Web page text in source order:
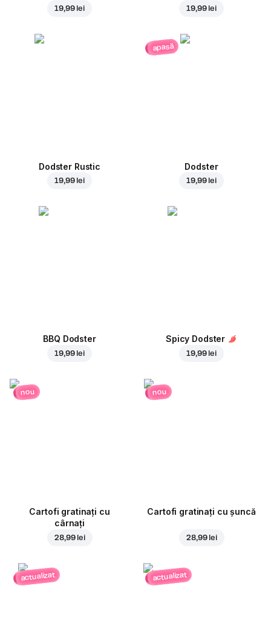
19,99 lei 19,99 lei
Dodster Rustic
19,99 lei
apasă
Dodster
19,99 lei
BBQ Dodster
19,99 lei
Spicy Dodster
19,99 lei
nou
Cartofi gratinați cu
cârnați
28,99 lei
nou
Cartofi gratinați cu șuncă
28,99 lei
actualizat actualizat